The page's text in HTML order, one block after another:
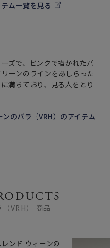
ム一覧を見る
ズで、ピンクで描かれたバ
ーンのラインをあしらった
満ちており、見る人をとり
のバラ（VRH）のアイテム
（VRH） 商品